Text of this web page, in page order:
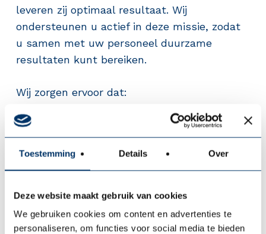
Toestemming Details Over
Deze website maakt gebruik van cookies
We gebruiken cookies om content en advertenties te
personaliseren, om functies voor social media te bieden
leveren zij optimaal resultaat. Wij
ondersteunen u actief in deze missie, zodat
u samen met uw personeel duurzame
resultaten kunt bereiken.
Wij zorgen ervoor dat:
Uw medewerkers sneller herstellen bij
verzuim– Cure, door gerichte begeleiding
en spoedige re-integratie.
Uw medewerkers gezond en vitaal
blijven– Care, door middel van
preventieve ondersteuning en
vitaliteitsprogramma’s.